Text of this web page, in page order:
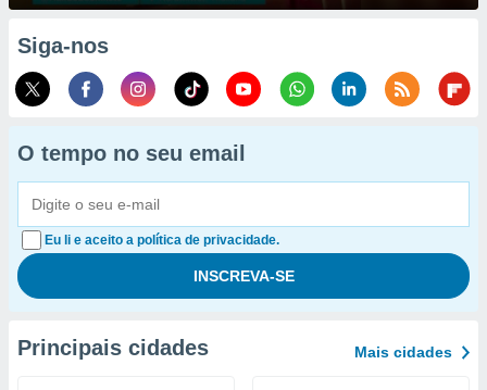
Siga-nos
O tempo no seu email
Eu li e aceito a política de privacidade.
Principais cidades Mais cidades